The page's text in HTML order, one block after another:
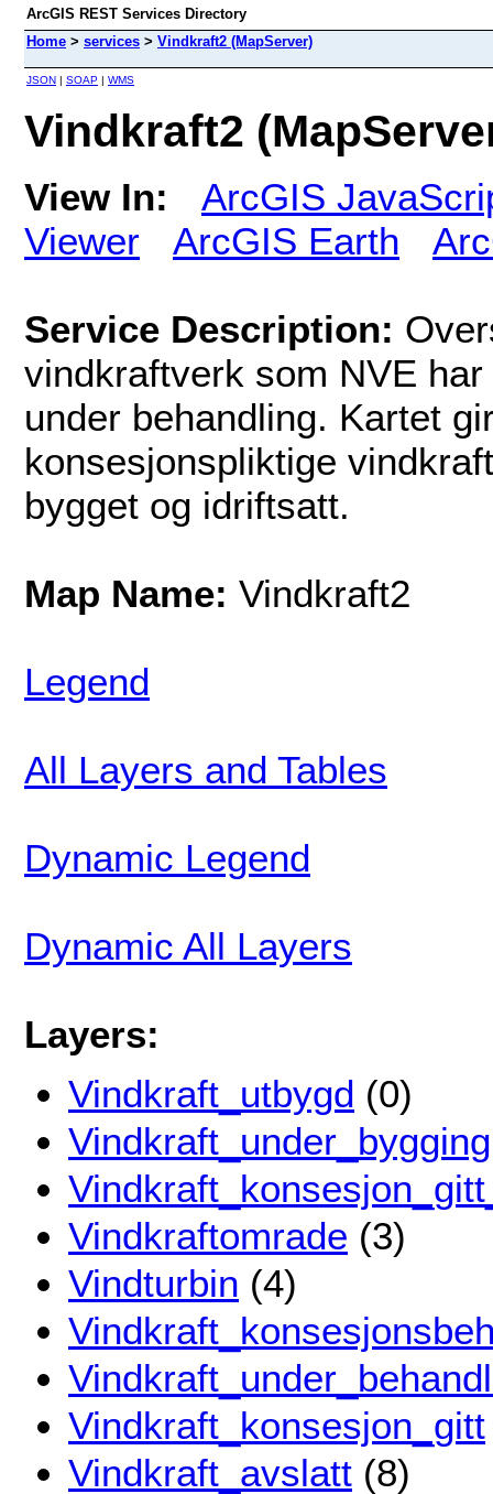
ArcGIS REST Services Directory
Home > services > Vindkraft2 (MapServer)
JSON | SOAP | WMS
Vindkraft2
View In:
ArcGIS
Viewer
ArcGIS Earth
Service Description:
vindkraftverk som NVE
under behandling. Kartet
konsesjonspliktige
bygget og idriftsatt.
Map Name: Vindkraft2
Legend
All Layers and Tables
Dynamic Legend
Dynamic All Layers
Layers:
Vindkraft_utbygd (0)
Vindkraft_under_bygging
Vindkraftomrade (3)
Vindturbin (4)
Vindkraft_konsesjon_gitt
Vindkraft_avslatt (8)